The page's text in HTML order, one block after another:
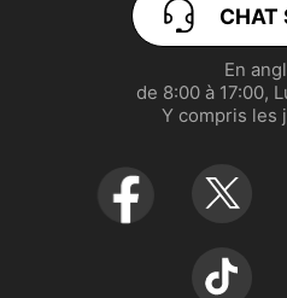
Gérer les cookies
CHAT
En
de 8:00 à 17:00,
Y compris les